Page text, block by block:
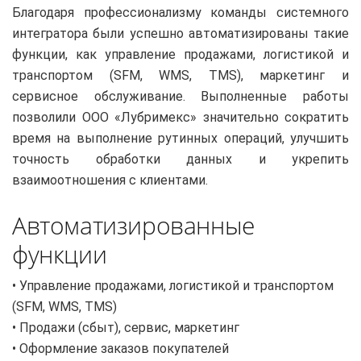
Благодаря профессионализму команды системного
интегратора были успешно автоматизированы такие
функции, как управление продажами, логистикой и
транспортом (SFM, WMS, TMS), маркетинг и
сервисное обслуживание. Выполненные работы
позволили ООО «Лубримекс» значительно сократить
время на выполнение рутинных операций, улучшить
точность обработки данных и укрепить
взаимоотношения с клиентами.
Автоматизированные
функции
• Управление продажами, логистикой и транспортом
(SFM, WMS, TMS)
• Продажи (сбыт), сервис, маркетинг
• Оформление заказов покупателей